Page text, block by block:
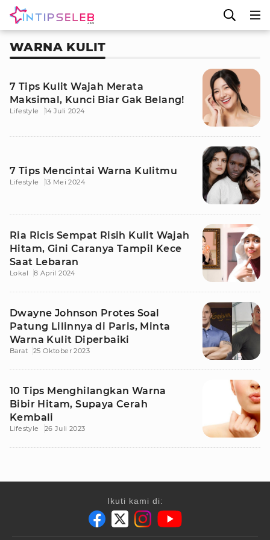
WARNA KULIT
7 Tips Kulit Wajah Merata
Maksimal, Kunci Biar Gak Belang!
Lifestyle 14 Juli 2024
7 Tips Mencintai Warna Kulitmu
Lifestyle 13 Mei 2024
Ria Ricis Sempat Risih Kulit Wajah
Hitam, Gini Caranya Tampil Kece
Saat Lebaran
Lokal 8 April 2024
Dwayne Johnson Protes Soal
Patung Lilinnya di Paris, Minta
Warna Kulit Diperbaiki
Barat 25 Oktober 2023
10 Tips Menghilangkan Warna
Bibir Hitam, Supaya Cerah
Kembali
Lifestyle 26 Juli 2023
Ikuti kami di: